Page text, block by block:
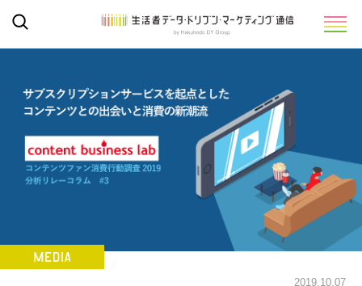
2019.10.07